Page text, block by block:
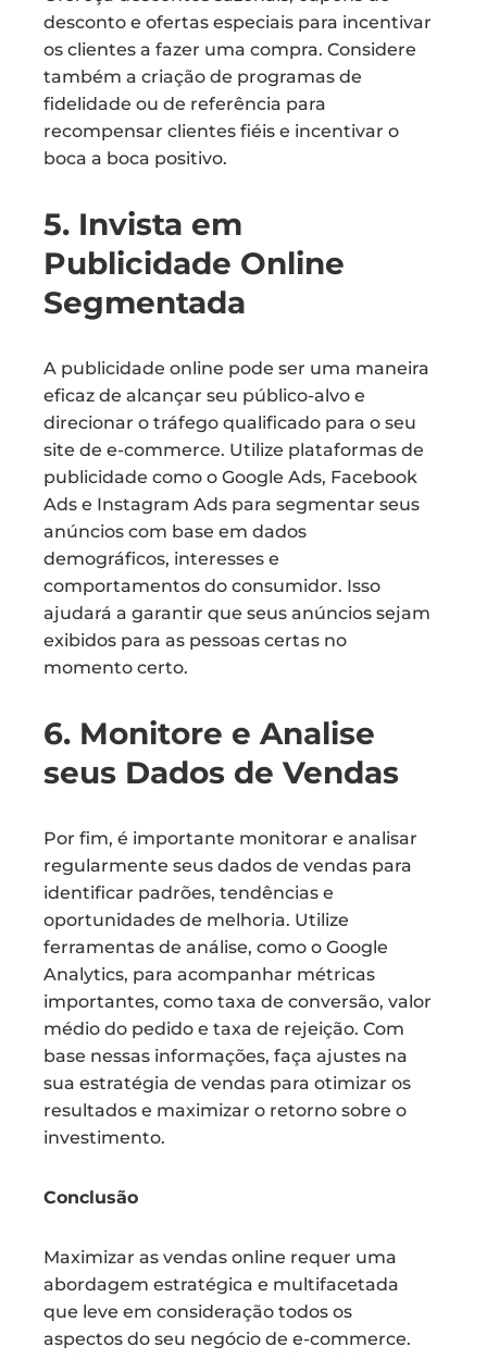
desconto e ofertas especiais para incentivar
os clientes a fazer uma compra. Considere
também a criação de programas de
fidelidade ou de referência para
recompensar clientes fiéis e incentivar o
boca a boca positivo.
5. Invista em
Publicidade Online
Segmentada
A publicidade online pode ser uma maneira
eficaz de alcançar seu público-alvo e
direcionar o tráfego qualificado para o seu
site de e-commerce. Utilize plataformas de
publicidade como o Google Ads, Facebook
Ads e Instagram Ads para segmentar seus
anúncios com base em dados
demográficos, interesses e
comportamentos do consumidor. Isso
ajudará a garantir que seus anúncios sejam
exibidos para as pessoas certas no
momento certo.
6. Monitore e Analise
seus Dados de Vendas
Por fim, é importante monitorar e analisar
regularmente seus dados de vendas para
identificar padrões, tendências e
oportunidades de melhoria. Utilize
ferramentas de análise, como o Google
Analytics, para acompanhar métricas
importantes, como taxa de conversão, valor
médio do pedido e taxa de rejeição. Com
base nessas informações, faça ajustes na
sua estratégia de vendas para otimizar os
resultados e maximizar o retorno sobre o
investimento.
Conclusão
Maximizar as vendas online requer uma
abordagem estratégica e multifacetada
que leve em consideração todos os
aspectos do seu negócio de e-commerce.